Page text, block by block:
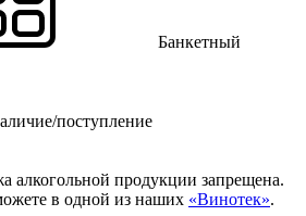
Банкетный
поступление
алкогольной продукции запрещена.
в одной из наших «Винотек».